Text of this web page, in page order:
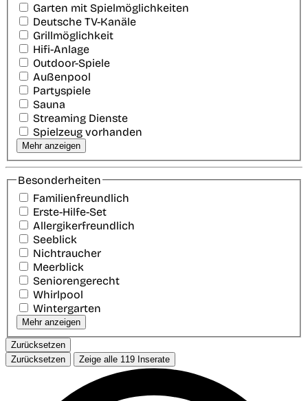
Garten mit Spielmöglichkeiten
Deutsche TV-Kanäle
Grillmöglichkeit
Hifi-Anlage
Outdoor-Spiele
Außenpool
Partyspiele
Sauna
Streaming Dienste
Spielzeug vorhanden
Mehr anzeigen
Besonderheiten
Familienfreundlich
Erste-Hilfe-Set
Allergikerfreundlich
Seeblick
Nichtraucher
Meerblick
Seniorengerecht
Whirlpool
Wintergarten
Mehr anzeigen
Zurücksetzen
Zurücksetzen
Zeige alle 119 Inserate